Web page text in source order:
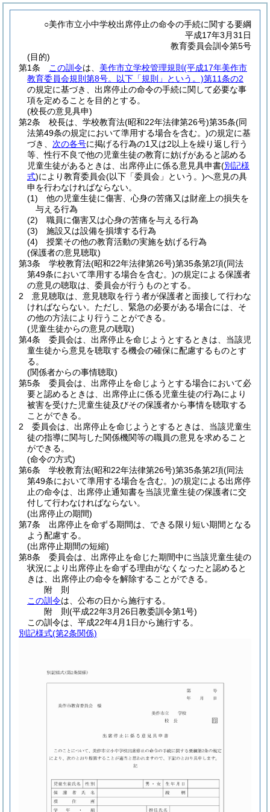
○美作市立小中学校出席停止の命令の手続に関する要綱
平成17年3月31日
教育委員会訓令第5号
(目的)
第1条
この訓令は、 美作市立学校管理規則 (平成17年美作市
教育委員会規則第8号。以下「規則」という。)第11条の2
の規定に基づき、出席停止の命令の手続に関して必要な事
項を定めることを目的とする。
(校長の意見具申)
第2条
校長は、学校教育法(昭和22年法律第26号)第35条(同
法第49条の規定において準用する場合を含む。)の規定に基
づき、 次の各号に掲げる行為の1又は2以上を繰り返し行う
等、性行不良で他の児童生徒の教育に妨げがあると認める
児童生徒があるときは、出席停止に係る意見具申書(別記様
式)により教育委員会(以下「委員会」という。)へ意見の具
申を行わなければならない。
(1)
他の児童生徒に傷害、心身の苦痛又は財産上の損失を
与える行為
(2)
職員に傷害又は心身の苦痛を与える行為
(3)
施設又は設備を損壊する行為
(4)
授業その他の教育活動の実施を妨げる行為
(保護者の意見聴取)
第3条
学校教育法(昭和22年法律第26号)第35条第2項(同法
第49条において準用する場合を含む。)の規定による保護者
の意見の聴取は、委員会が行うものとする。
2
意見聴取は、意見聴取を行う者が保護者と面接して行わな
ければならない。 ただし、緊急の必要がある場合には、そ
の他の方法により行うことができる。
(児童生徒からの意見の聴取)
第4条
委員会は、出席停止を命じようとするときは、当該児
童生徒から意見を聴取する機会の確保に配慮するものとす
る。
(関係者からの事情聴取)
第5条
委員会は、出席停止を命じようとする場合において必
要と認めるときは、出席停止に係る児童生徒の行為により
被害を受けた児童生徒及びその保護者から事情を聴取する
ことができる。
2
委員会は、出席停止を命じようとするときは、当該児童生
徒の指導に関与した関係機関等の職員の意見を求めること
ができる。
(命令の方式)
第6条
学校教育法(昭和22年法律第26号)第35条第2項(同法
第49条において準用する場合を含む。)の規定による出席停
止の命令は、出席停止通知書を当該児童生徒の保護者に交
付して行わなければならない。
(出席停止の期間)
第7条
出席停止を命ずる期間は、できる限り短い期間となる
よう配慮する。
(出席停止期間の短縮)
第8条
委員会は、出席停止を命じた期間中に当該児童生徒の
状況により出席停止を命ずる理由がなくなったと認めると
きは、出席停止の命令を解除することができる。
附 則
この訓令は、公布の日から施行する。
附 則(平成22年3月26日教委訓令第1号)
この訓令は、平成22年4月1日から施行する。
別記様式(第2条関係)